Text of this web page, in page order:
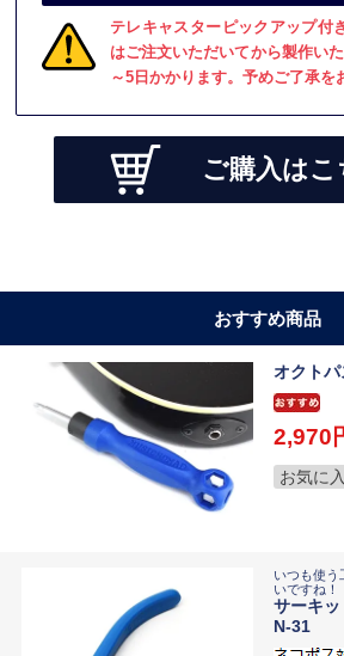
テレキャスターピックアップ付
はご注文いただいてから製作い
～5日かかります。予めご了承を
ご購入はこ
おすすめ商品
オクト
2,970
お気に
いつも使う
いですね！
サーキ
N-31